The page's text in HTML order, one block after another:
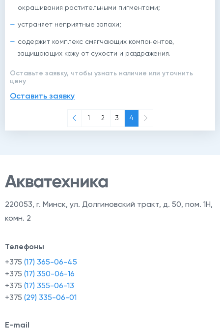
окрашивания растительными пигментами;
устраняет неприятные запахи;
содержит комплекс смягчающих компонентов,
защищающих кожу от сухости и раздражения.
Оставьте заявку, чтобы узнать наличие или уточнить
цену
Оставить заявку
1 2 3 4(current)
220053, г. Минск, ул. Долгиновский тракт, д. 50, пом. 1Н,
комн. 2
Телефоны
+375 (17) 365-06-45
+375 (17) 350-06-16
+375 (17) 355-06-13
+375 (29) 335-06-01
E-mail